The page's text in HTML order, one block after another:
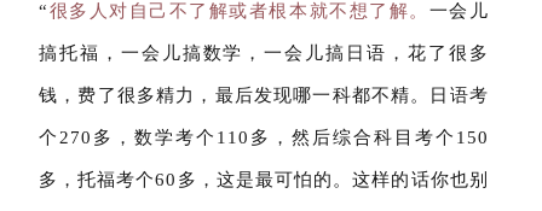
“很多人对自己不了解或者根本就不想了解。 一会儿
搞托福，一会儿搞数学，一会儿搞日语，花了很多
钱，费了很多精力，最后发现哪一科都不精。日语考
个270多，数学考个110多，然后综合科目考个150
多，托福考个60多，这是最可怕的。这样的话你也别